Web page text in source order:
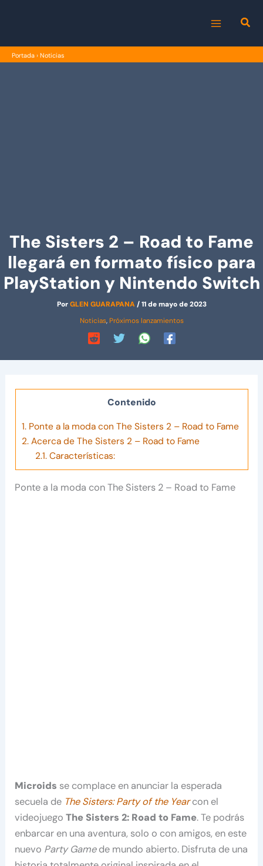
MENU
Portada › Noticias
The Sisters 2 – Road to Fame
llegará en formato físico para
PlayStation y Nintendo Switch
PorGLEN GUARAPANA/11 de mayo de 2023
Noticias, Próximos lanzamientos
Contenido
1.Ponte a la moda con The Sisters 2 – Road to Fame
2.Acerca de The Sisters 2 – Road to Fame
2.1.Características:
Ponte a la moda con The Sisters 2 – Road to Fame
Microids se complace en anunciar la esperada
secuela de The Sisters: Party of the Year con el
videojuegoThe Sisters 2: Road to Fame. Te podrás
enbarcar en una aventura, solo o con amigos, en este
nuevo Party Gamede mundo abierto. Disfruta de una